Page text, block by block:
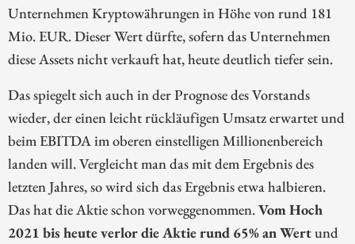
Unternehmen Kryptowährungen in Höhe von rund 181
Mio. EUR. Dieser Wert dürfte, sofern das Unternehmen
diese Assets nicht verkauft hat, heute deutlich tiefer sein.
Das spiegelt sich auch in der Prognose des Vorstands
wieder, der einen leicht rückläufigen Umsatz erwartet und
beim EBITDA im oberen einstelligen Millionenbereich
landen will. Vergleicht man das mit dem Ergebnis des
letzten Jahres, so wird sich das Ergebnis etwa halbieren.
Das hat die Aktie schon vorweggenommen.Vom Hoch
2021 bis heute verlor die Aktie rund 65% an Wertund